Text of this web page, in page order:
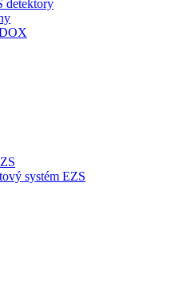
detektory
systém EZS